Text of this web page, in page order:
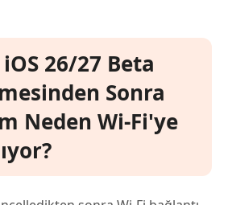
Araç [Hızlı &
18 Wi-Fi Sorunları için
Bildirilen ve iOS 26/27
Çözümler
26/27 Beta
Sonra
Neden Wi-Fi'ye